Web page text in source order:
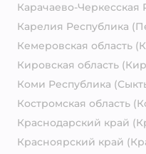
Карачаево-Черкесская
Карелия Республика
Кемеровская область
Кировская область
Коми Республика
Костромская область
Краснодарский край
Красноярский край